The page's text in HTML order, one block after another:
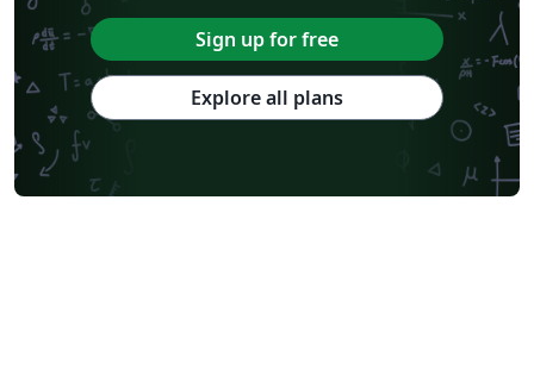
Sign up for free
Explore all plans